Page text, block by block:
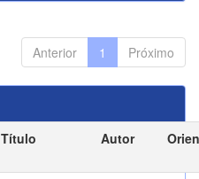
Anterior 1 Próximo
Título Autor